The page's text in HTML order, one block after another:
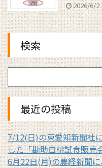
2026/6/2
検索
最近の投稿
7/12(日)の東愛知新聞社
した「勘助白桃試食販売
6月22日(月)の農経新聞